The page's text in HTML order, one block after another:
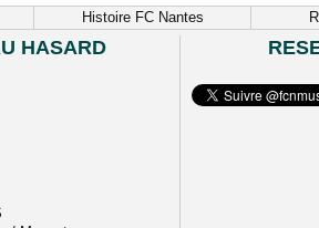
Histoire FC Nantes
HASARD